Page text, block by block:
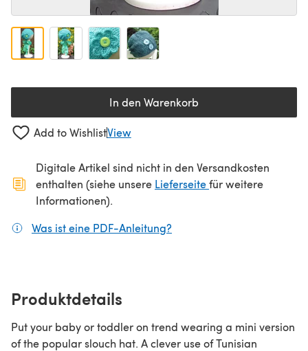
In den Warenkorb
Add to WishlistView
Digitale Artikel sind nicht in den Versandkosten
enthalten (siehe unsere Lieferseite(öffnet sich in
für weitere
Informationen).
Was ist eine PDF-Anleitung?
Produktdetails
Put your baby or toddler on trend wearing a mini version
of the popular slouch hat. A clever use of Tunisian